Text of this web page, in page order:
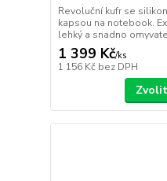
Revoluční kufr se
kapsou na notebook.
lehký a snadno
1 399 Kč/ks
1 156 Kč bez DPH